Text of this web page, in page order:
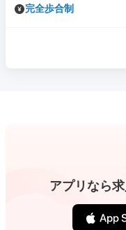
完全歩合制
アプリなら